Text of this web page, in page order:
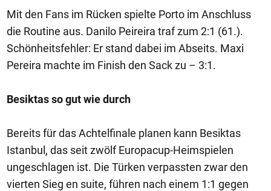
Mit den Fans im Rücken spielte Porto im Anschluss
die Routine aus. Danilo Peireira traf zum 2:1 (61.).
Schönheitsfehler: Er stand dabei im Abseits. Maxi
Pereira machte im Finish den Sack zu – 3:1.
Besiktas so gut wie durch
Bereits für das Achtelfinale planen kann Besiktas
Istanbul, das seit zwölf Europacup-Heimspielen
ungeschlagen ist. Die Türken verpassten zwar den
vierten Sieg en suite, führen nach einem 1:1 gegen